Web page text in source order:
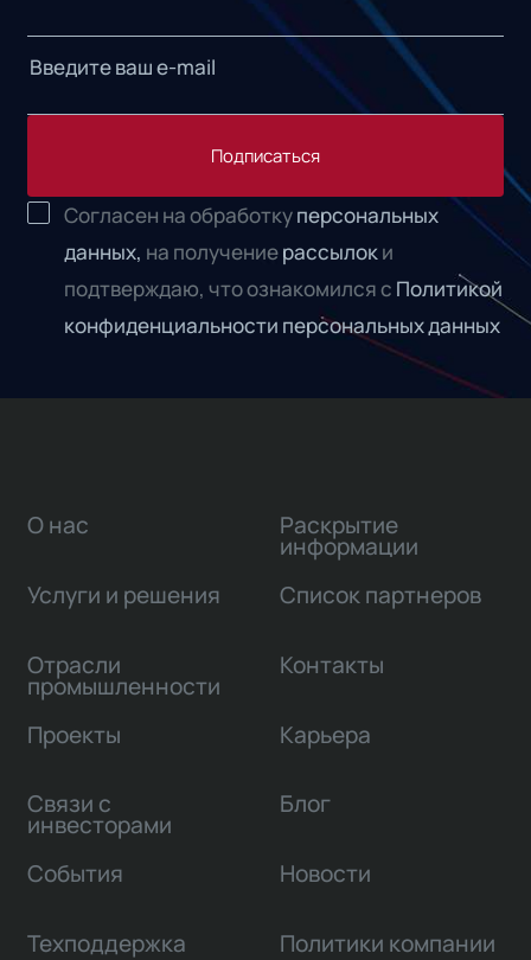
Подписаться
Согласен на обработкуперсональных
данных, на получениерассылоки
подтверждаю, что ознакомился с Политикой
конфиденциальности персональных данных
О нас
Услуги и решения
Отрасли
промышленности
Проекты
Связи с
инвесторами
Раскрытие
информации
Список партнеров
Контакты
Карьера
Блог
События Новости
Техподдержка Политики компании